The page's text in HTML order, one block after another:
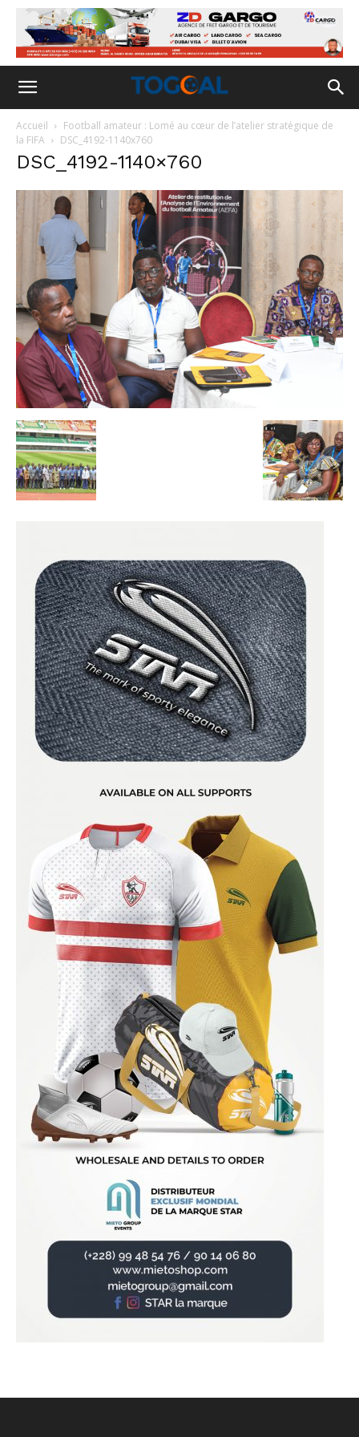
Accueil
Football amateur : Lomé au cœur de l’atelier stratégique de
la FIFA
DSC_4192-1140x760
DSC_4192-1140×760